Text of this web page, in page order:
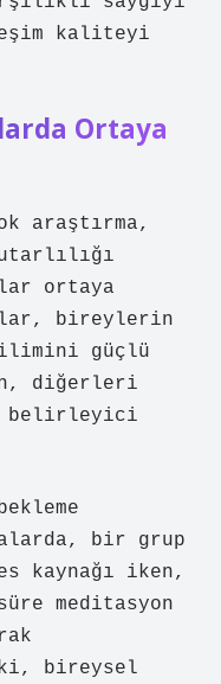
kaliteyi
Ortaya
araştırma,
ortaya
bireylerin
güçlü
diğerleri
belirleyici
bir grup
kaynağı iken,
meditasyon
bireysel